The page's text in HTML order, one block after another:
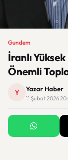
Gundem
İranlı
Önemli
Y Yazar Haber
11 Şubat 2026